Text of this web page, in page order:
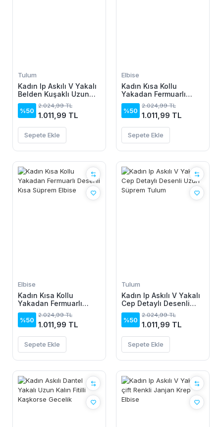
Tulum
Kadın Ip Askılı V Yakalı
Belden Kuşaklı Uzun
Aerobin Tulum
%50
2.024,99 TL
1.011,99 TL
Sepete Ekle
Elbise
Kadın Kısa Kollu
Yakadan Fermuarlı
Desenli Kısa Süprem
Elbise
%50
2.024,99 TL
1.011,99 TL
Sepete Ekle
Elbise
Kadın Kısa Kollu
Yakadan Fermuarlı
Desenli Kısa Süprem
Elbise
%50
2.024,99 TL
1.011,99 TL
Sepete Ekle
Tulum
Kadın Ip Askılı V Yakalı
Cep Detaylı Desenli
Uzun Süprem Tulum
%50
2.024,99 TL
1.011,99 TL
Sepete Ekle